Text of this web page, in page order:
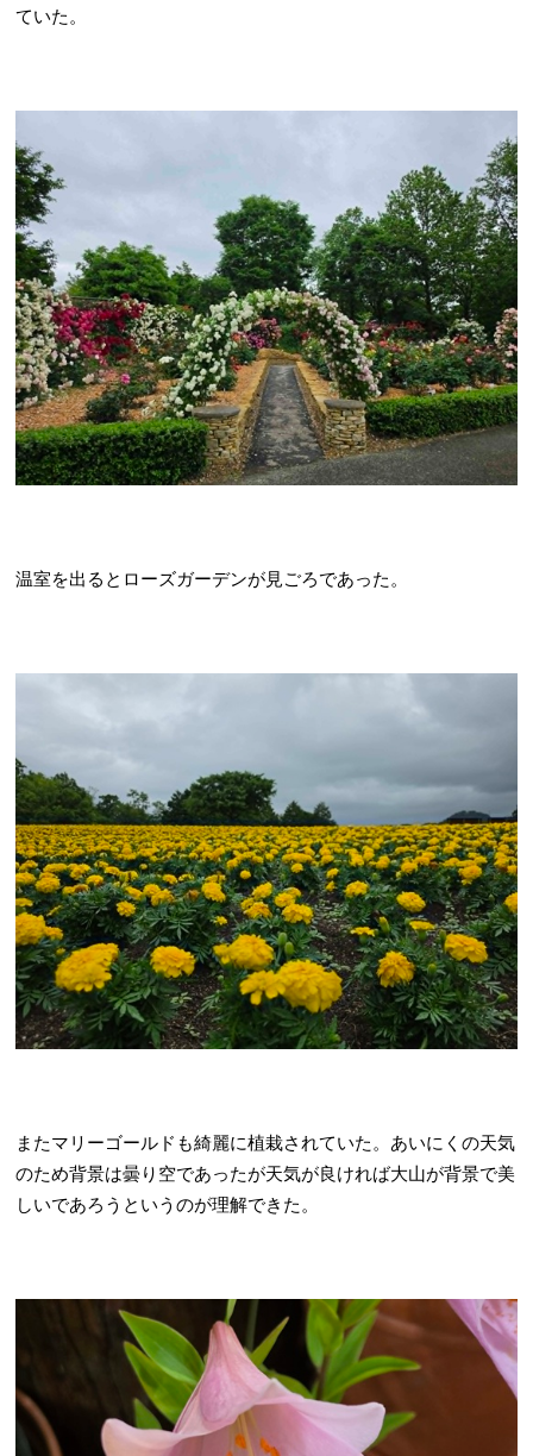
ていた。
温室を出るとローズガーデンが見ごろであった。
またマリーゴールドも綺麗に植栽されていた。あいにくの天気
のため背景は曇り空であったが天気が良ければ大山が背景で美
しいであろうというのが理解できた。